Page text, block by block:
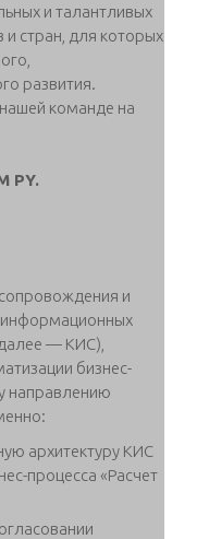
и талантливых
и стран, для которых
развития.
команде на
PY.
и
— КИС),
бизнес-
направлению
архитектуру КИС
процесса «Расчет